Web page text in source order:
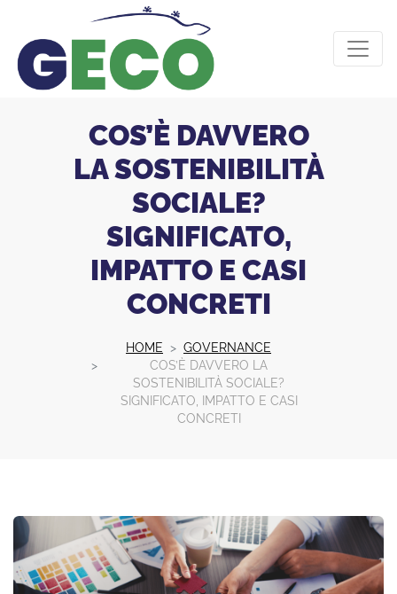
COS’È DAVVERO
LA SOSTENIBILITÀ
SOCIALE?
SIGNIFICATO,
IMPATTO E CASI
CONCRETI
HOME
GOVERNANCE
COS’È DAVVERO LA
SOSTENIBILITÀ SOCIALE?
SIGNIFICATO, IMPATTO E CASI
CONCRETI